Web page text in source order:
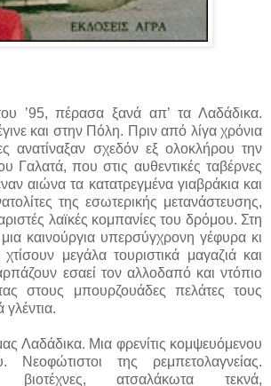
’95, πέρασα ξανά απ’ τα Λαδάδικα.
και στην Πόλη. Πριν από λίγα χρόνια
ανατίναξαν σχεδόν εξ ολοκλήρου την
Γαλατά, που στις αυθεντικές ταβέρνες
αιώνα τα κατατρεγμένα γιαβράκια και
της εσωτερικής μετανάστευσης,
λαϊκές κομπανίες του δρόμου. Στη
καινούργια υπερσύγχρονη γέφυρα κι
μεγάλα τουριστικά μαγαζιά και
εσαεί τον αλλοδαπό και ντόπιο
στους μπουρζουάδες πελάτες τους
Λαδάδικα. Μια φρενίτις κομψευόμενου
Νεοφώτιστοι της ρεμπετολαγνείας.
βιοτέχνες, ατσαλάκωτα τεκνά,